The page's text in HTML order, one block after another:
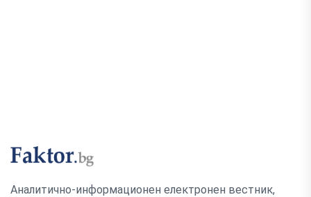
Аналитично-информационен електронен вестник,